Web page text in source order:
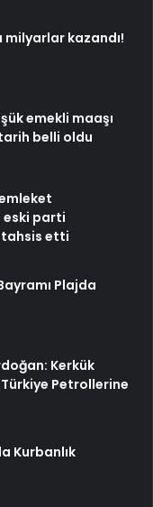
milyarlar kazandı!
emekli maaşı
belli oldu
eski parti
tahsis etti
Plajda
Kerkük
Petrollerine
Kurbanlık